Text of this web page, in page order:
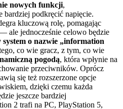
nowych funkcji,
bardziej podkręcić napięcie.
kluczową rolę, pomagając
ale jednocześnie celowo będzie
system o nazwie „information
co wie gracz, z tym, co wie
pogodą, która wpłynie na
przeciwników. Oprócz
się też rozszerzone opcje
dzięki czemu każda
jeszcze bardziej
2 trafi na PC, PlayStation 5,